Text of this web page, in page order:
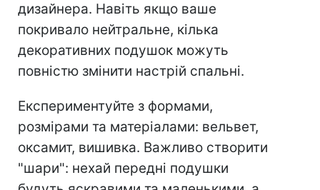
дизайнера. Навіть якщо ваше
покривало нейтральне, кілька
декоративних подушок можуть
повністю змінити настрій спальні.
Експериментуйте з формами,
розмірами та матеріалами: вельвет,
оксамит, вишивка. Важливо створити
"шари": нехай передні подушки